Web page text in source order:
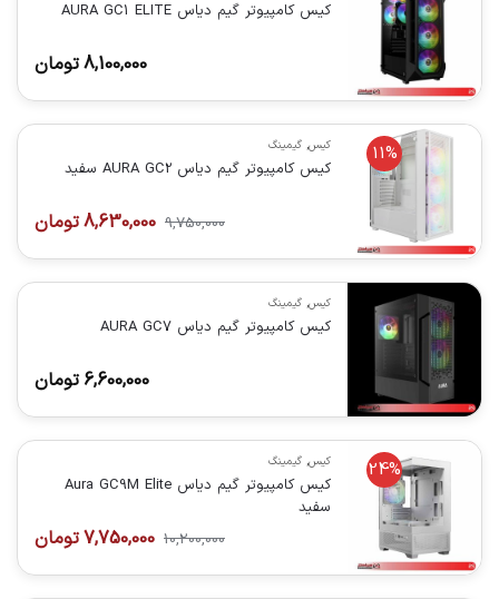
کیس کامپیوتر گیم دیاس AURA GC1 ELITE
8,100,000تومان
11% کیس, گیمینگ
کیس کامپیوتر گیم دیاس AURA GC2 سفید
9,750,000
8,630,000تومان
کیس, گیمینگ
کیس کامپیوتر گیم دیاس AURA GC7
6,600,000 تومان
24% کیس, گیمینگ
کیس کامپیوتر گیم دیاس Aura GC9M Elite
سفید
10,200,000
7,750,000تومان